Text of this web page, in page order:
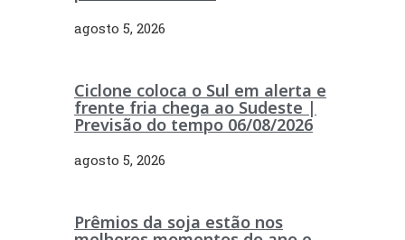
agosto 5, 2026
Ciclone coloca o Sul em alerta e
frente fria chega ao Sudeste |
Previsão do tempo 06/08/2026
agosto 5, 2026
Prêmios da soja estão nos